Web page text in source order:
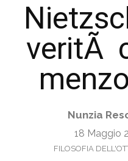
veritÃ
Nunzia
18 Maggio
FILOSOFIA